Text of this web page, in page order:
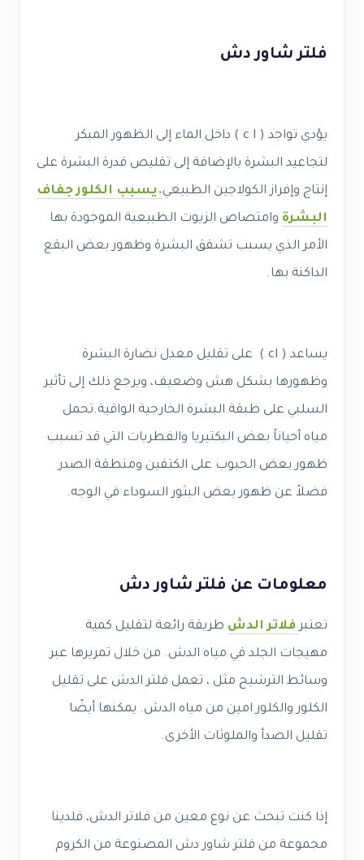
فلتر شاور دش
يؤدي تواجد ( c l ) داخل الماء إلى الظهور المبكر
لتجاعيد البشرة بالإضافة إلى تقليص قدرة البشرة على
إنتاج وإفراز الكولاجين الطبيعي.يسبب الكلور جفاف
البشرة وامتصاص الزيوت الطبيعية الموجودة بها
الأمر الذي يسبب تشقق البشرة وظهور بعض البقع
الداكنة بها.
يساعد ( cl ) على تقليل معدل نضارة البشرة
وظهورها بشكل هش وضعيف، ويرجع ذلك إلى تأثير
السلبي على طبقة البشرة الخارجية الواقية.تحمل
مياه أحياناً بعض البكتيريا والفطريات التي قد تسبب
ظهور بعض الحبوب على الكتفين ومنطقة الصدر
فضلاً عن ظهور بعض البثور السوداء في الوجه.
معلومات عن فلتر شاور دش
تعتبر فلاتر الدش طريقة رائعة لتقليل كمية
مهيجات الجلد في مياه الدش. من خلال تمريرها عبر
وسائط الترشيح مثل ، تعمل فلتر الدش على تقليل
الكلور والكلور امين من مياه الدش. يمكنها أيضًا
تقليل الصدأ والملوثات الأخرى.
إذا كنت تبحث عن نوع معين من فلاتر الدش، فلدينا
مجموعة من فلتر شاور دش المصنوعة من الكروم